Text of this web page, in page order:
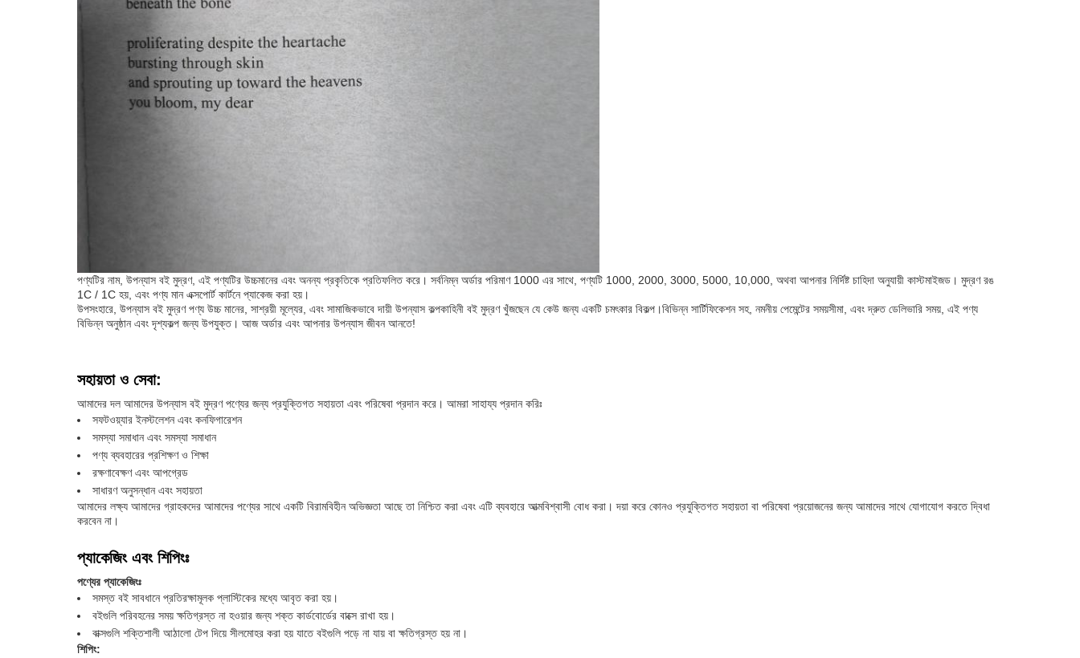
পণ্যটির নাম, উপন্যাস বই মুদ্রণ, এই পণ্যটির উচ্চমানের এবং অনন্য প্রকৃতিকে প্রতিফলিত করে। সর্বনিম্ন অর্ডার পরিমাণ 1000 এর সাথে, পণ্যটি 1000, 2000, 3000, 5000, 10,000, অথবা আপনার নির্দিষ্ট চাহিদা অনুযায়ী কাস্টমাইজড। মুদ্রণ রঙ
1C / 1C হয়, এবং পণ্য মান এক্সপোর্ট কার্টনে প্যাকেজ করা হয়।
উপসংহারে, উপন্যাস বই মুদ্রণ পণ্য উচ্চ মানের, সাশ্রয়ী মূল্যের, এবং সামাজিকভাবে দায়ী উপন্যাস কল্পকাহিনী বই মুদ্রণ খুঁজছেন যে কেউ জন্য একটি চমৎকার বিকল্প।বিভিন্ন সার্টিফিকেশন সহ, নমনীয় পেমেন্টের সময়সীমা, এবং দ্রুত ডেলিভারি সময়, এই পণ্য
বিভিন্ন অনুষ্ঠান এবং দৃশ্যকল্প জন্য উপযুক্ত। আজ অর্ডার এবং আপনার উপন্যাস জীবন আনতে!
সহায়তা ও সেবা:
আমাদের দল আমাদের উপন্যাস বই মুদ্রণ পণ্যের জন্য প্রযুক্তিগত সহায়তা এবং পরিষেবা প্রদান করে। আমরা সাহায্য প্রদান করিঃ
সফটওয়্যার ইনস্টলেশন এবং কনফিগারেশন
সমস্যা সমাধান এবং সমস্যা সমাধান
পণ্য ব্যবহারের প্রশিক্ষণ ও শিক্ষা
রক্ষণাবেক্ষণ এবং আপগ্রেড
সাধারণ অনুসন্ধান এবং সহায়তা
আমাদের লক্ষ্য আমাদের গ্রাহকদের আমাদের পণ্যের সাথে একটি বিরামবিহীন অভিজ্ঞতা আছে তা নিশ্চিত করা এবং এটি ব্যবহারে আত্মবিশ্বাসী বোধ করা। দয়া করে কোনও প্রযুক্তিগত সহায়তা বা পরিষেবা প্রয়োজনের জন্য আমাদের সাথে যোগাযোগ করতে দ্বিধা
করবেন না।
প্যাকেজিং এবং শিপিংঃ
পণ্যের প্যাকেজিংঃ
সমস্ত বই সাবধানে প্রতিরক্ষামূলক প্লাস্টিকের মধ্যে আবৃত করা হয়।
বইগুলি পরিবহনের সময় ক্ষতিগ্রস্ত না হওয়ার জন্য শক্ত কার্ডবোর্ডের বাক্সে রাখা হয়।
বাক্সগুলি শক্তিশালী আঠালো টেপ দিয়ে সীলমোহর করা হয় যাতে বইগুলি পড়ে না যায় বা ক্ষতিগ্রস্ত হয় না।
শিপিং: